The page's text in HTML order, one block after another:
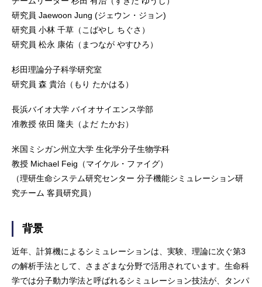
研究員 Jaewoon Jung (ジェウン・ジョン)
研究員 小林 千草（こばやし ちぐさ）
研究員 松永 康佑（まつなが やすひろ）
杉田理論分子科学研究室
研究員 森 貴治（もり たかはる）
長浜バイオ大学 バイオサイエンス学部
准教授 依田 隆夫（よだ たかお）
米国ミシガン州立大学 生化学分子生物学科
教授 Michael Feig（マイケル・ファイグ）
（理研生命システム研究センター 分子機能シミュレーション研
究チーム 客員研究員）
背景
近年、計算機によるシミュレーションは、実験、理論に次ぐ第3
の解析手法として、さまざまな分野で活用されています。生命科
学では分子動力学法と呼ばれるシミュレーション技法が、タンパ